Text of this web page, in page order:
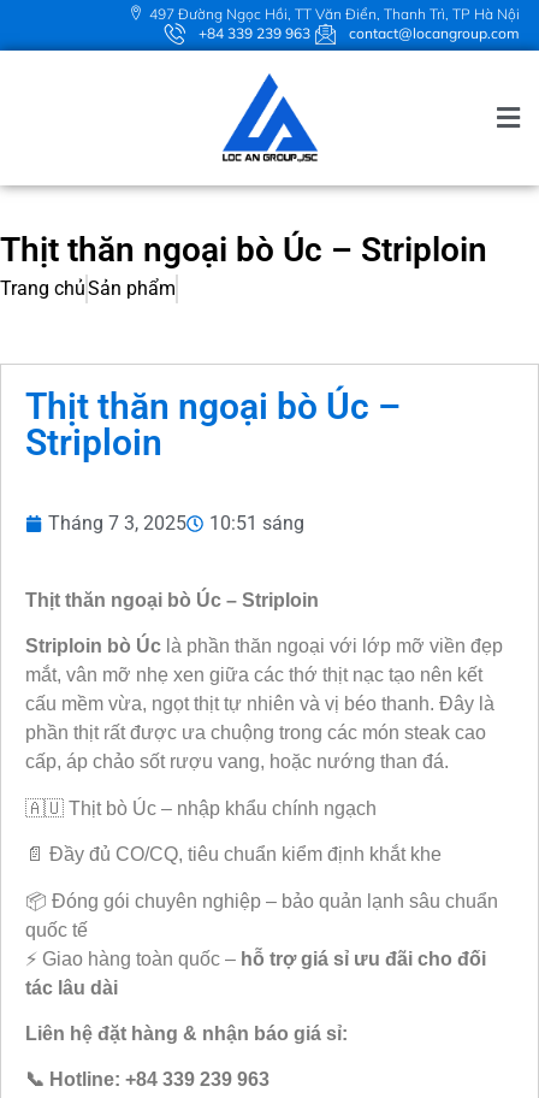
497 Đường Ngọc Hồi, TT Văn Điển, Thanh Trì, TP Hà Nội
+84 339 239 963
contact@locangroup.com
Thịt thăn ngoại bò Úc – Striploin
Trang chủSản phẩm
Thịt thăn ngoại bò Úc –
Striploin
Tháng 7 3, 2025 10:51 sáng
Thịt thăn ngoại bò Úc – Striploin
Striploin bò Úc là phần thăn ngoại với lớp mỡ viền đẹp
mắt, vân mỡ nhẹ xen giữa các thớ thịt nạc tạo nên kết
cấu mềm vừa, ngọt thịt tự nhiên và vị béo thanh. Đây là
phần thịt rất được ưa chuộng trong các món steak cao
cấp, áp chảo sốt rượu vang, hoặc nướng than đá.
🇦🇺 Thịt bò Úc – nhập khẩu chính ngạch
📄 Đầy đủ CO/CQ, tiêu chuẩn kiểm định khắt khe
📦 Đóng gói chuyên nghiệp – bảo quản lạnh sâu chuẩn
quốc tế
⚡ Giao hàng toàn quốc – hỗ trợ giá sỉ ưu đãi cho đối
tác lâu dài
Liên hệ đặt hàng & nhận báo giá sỉ:
📞 Hotline: +84 339 239 963